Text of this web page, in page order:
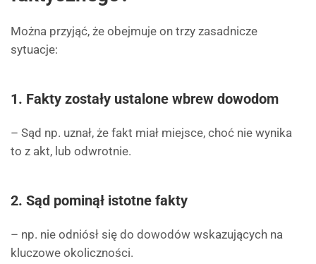
Można przyjąć, że obejmuje on trzy zasadnicze
sytuacje:
1. Fakty zostały ustalone wbrew dowodom
– Sąd np. uznał, że fakt miał miejsce, choć nie wynika
to z akt, lub odwrotnie.
2. Sąd pominął istotne fakty
– np. nie odniósł się do dowodów wskazujących na
kluczowe okoliczności.